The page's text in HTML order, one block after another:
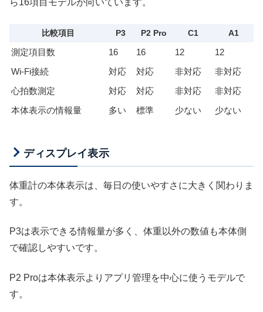
ら16項目モデルが向いています。
比較項目 P3 P2 Pro C1 A1
測定項目数 16 16 12
12
Wi-Fi接続
対応 対応 非対応
非対応
心拍数測定
対応 対応 非対応
非対応
本体表示の情報量
多い 標準 少ない 少ない
ディスプレイ表示
体重計の本体表示は、毎日の使いやすさに大きく関わりま
す。
P3は表示できる情報量が多く、体重以外の数値も本体側
で確認しやすいです。
P2 Proは本体表示よりアプリ管理を中心に使うモデルで
す。